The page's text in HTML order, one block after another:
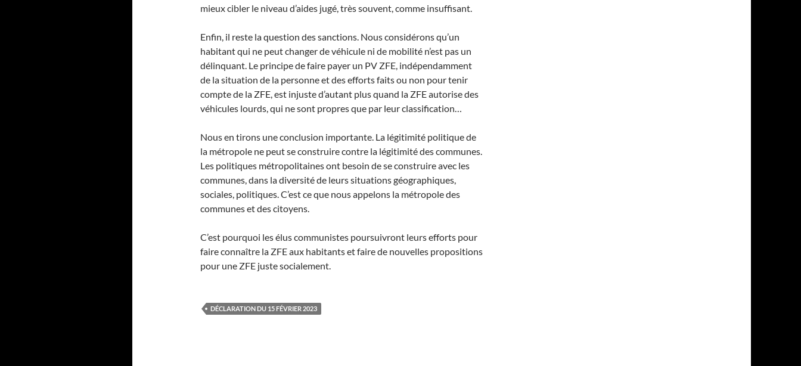
mieux cibler le niveau d’aides jugé, très souvent, comme insuffisant.
Enfin, il reste la question des sanctions. Nous considérons qu’un
habitant qui ne peut changer de véhicule ni de mobilité n’est pas un
délinquant. Le principe de faire payer un PV ZFE, indépendamment
de la situation de la personne et des efforts faits ou non pour tenir
compte de la ZFE, est injuste d’autant plus quand la ZFE autorise des
véhicules lourds, qui ne sont propres que par leur classification…
Nous en tirons une conclusion importante. La légitimité politique de
la métropole ne peut se construire contre la légitimité des communes.
Les politiques métropolitaines ont besoin de se construire avec les
communes, dans la diversité de leurs situations géographiques,
sociales, politiques. C’est ce que nous appelons la métropole des
communes et des citoyens.
C’est pourquoi les élus communistes poursuivront leurs efforts pour
faire connaître la ZFE aux habitants et faire de nouvelles propositions
pour une ZFE juste socialement.
DÉCLARATION DU 15 FÉVRIER 2023